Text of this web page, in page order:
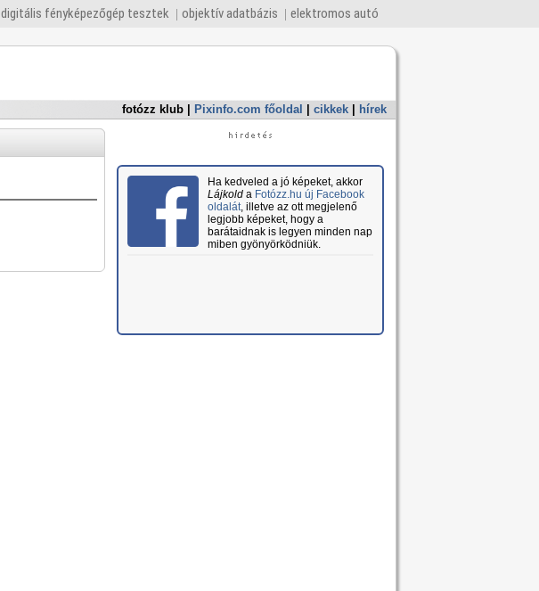
digitális fényképezőgép tesztek objektív adatbázis elektromos autó
fotózz klub Pixinfo.com főoldal cikkek hírek
Ha kedveled a jó képeket, akkor
Lájkolda Fotózz.hu új Facebook
oldalát, illetve az ott megjelenő
legjobb képeket, hogy a
barátaidnak is legyen minden nap
miben gyönyörködniük.